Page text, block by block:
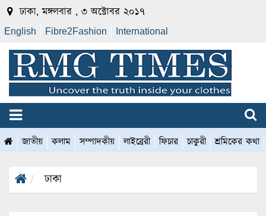
ঢাকা, মঙ্গলবার , ৩ অক্টোবর ২০১৭
English Fibre2Fashion International
জাতীয় কলাম সম্পাদকীয় লাইব্রেরী ফিচার চাকুরী শ্রমিকের কথা
ঢাকা